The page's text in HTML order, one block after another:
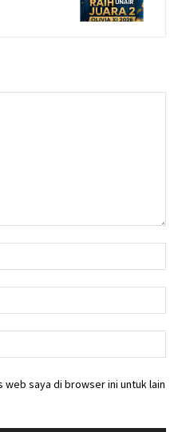
web saya di browser ini untuk lain